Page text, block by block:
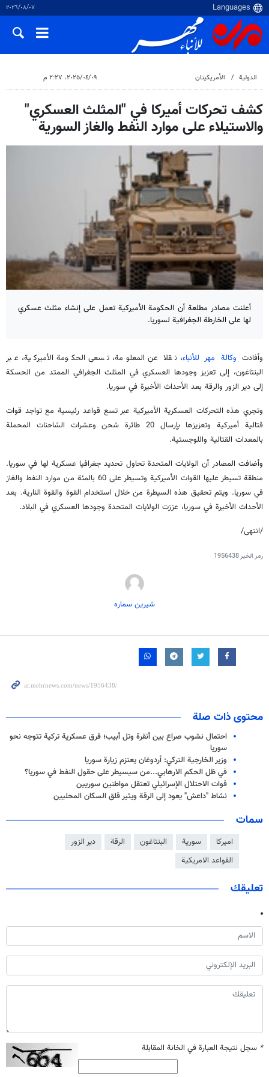
٠٧‏/٠٨‏/٢٠٢٦
الدولية الأمريكيتان ٠٩‏/٠٤‏/٢٠٢٥، ٢:٢٧ م
كشف تحركات أميركا في "المثلث العسكري"
والاستيلاء على موارد النفط والغاز السورية
أعلنت مصادر مطلعة أن الحكومة الأميركية تعمل على إنشاء مثلث عسكري
لها على الخارطة الجغرافية لسوريا.
وأفادت وكالة مهر للأنباء، نقلا عن المعلومة، تسعى الحكومة الأميركية، عبر
البنتاغون، إلى تعزيز وجودها العسكري في المثلث الجغرافي الممتد من الحسكة
إلى دير الزور والرقة بعد الأحداث الأخيرة في سوريا.
وتجري هذه التحركات العسكرية الأميركية عبر تسع قواعد رئيسية مع تواجد قوات
قتالية أميركية وتعزيزها بإرسال 20 طائرة شحن وعشرات الشاحنات المحملة
بالمعدات القتالية واللوجستية.
وأضافت المصادر أن الولايات المتحدة تحاول تحديد جغرافيا عسكرية لها في سوريا.
منطقة تسيطر عليها القوات الأميركية وتسيطر على 60 بالمئة من موارد النفط والغاز
في سوريا. ويتم تحقيق هذه السيطرة من خلال استخدام القوة والقوة النارية. بعد
الأحداث الأخيرة في سوريا، عززت الولايات المتحدة وجودها العسكري في البلاد.
/انتهى/
رمز الخبر1956438
شیرین سماره
محتوى ذات صلة
احتمال نشوب صراع بين أنقرة وتل أبيب؛ فرق عسكرية تركية تتوجه نحو
سوريا
وزير الخارجية التركي: أردوغان يعتزم زيارة سوريا
في ظل الحكم الارهابي...من سيسيطر على حقول النفط في سوريا؟
قوات الاحتلال الإسرائيلي تعتقل مواطنين سوريين
نشاط "داعش" يعود إلى الرقة ويثير قلق السكان المحليين
سمات
اميركا سورية البنتاغون الرقة
دير الزور
القواعد الامريكية
تعليقك
* سجل نتيجة العبارة في الخانة المقابلة